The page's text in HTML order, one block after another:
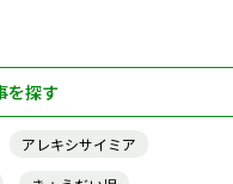
を探す
アレキシサイミア